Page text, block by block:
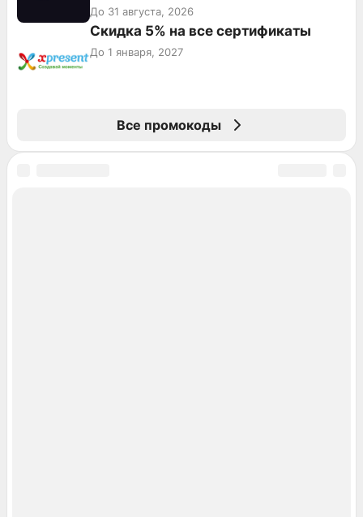
До 31 августа, 2026
Скидка 5% на все сертификаты
До 1 января, 2027
Все промокоды